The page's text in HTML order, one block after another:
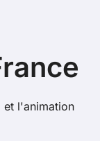
et l'animation